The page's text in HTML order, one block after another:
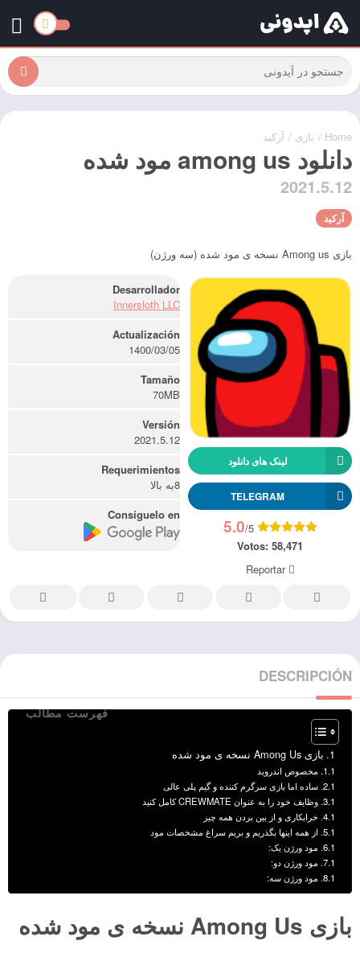
Home
/ بازی / آرکید
دانلود among us مود شده
2021.5.12
آرکید
بازی Among us نسخه ی مود شده (سه ورژن)
لینک های دانلود
TELEGRAM
5.0/5
Votos: 58,471
Reportar
Desarrollador
Innersloth LLC
Actualización
1400/03/05
Tamaño
70MB
Versión
2021.5.12
Requerimientos
8به بالا
Consíguelo en
DESCRIPCIÓN
فهرست مطالب
بازی Among Us نسخه ی مود شده
مخصوص اندروید
ساده اما بازی سرگرم کننده و گیم پلی عالی
وظایف خود را به عنوان CREWMATE کامل کنید
خرابکاری و از بین بردن همه چیز
از همه اینها بگذریم و بریم سراغ مشخصات مود
مود ورژن یک:
مود ورژن دو:
مود ورژن سه:
بازی Among Us نسخه ی مود شده